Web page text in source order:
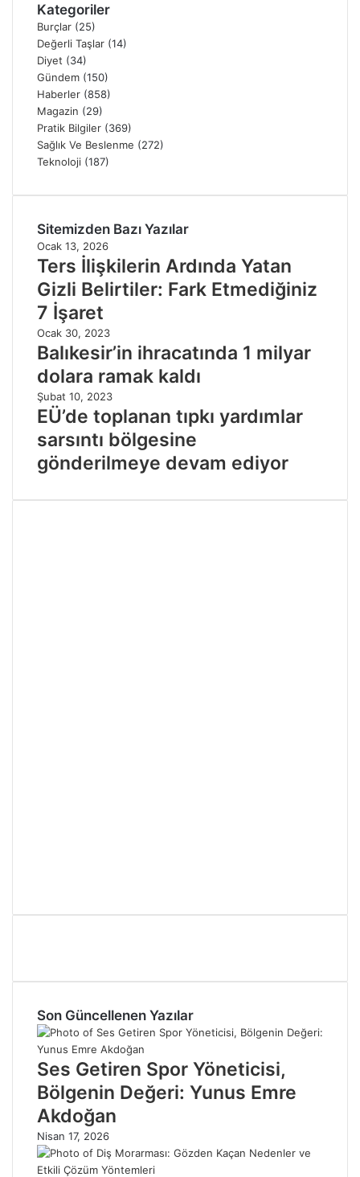
Kategoriler
Burçlar (25)
Değerli Taşlar (14)
Diyet (34)
Gündem (150)
Haberler (858)
Magazin (29)
Pratik Bilgiler (369)
Sağlık Ve Beslenme (272)
Teknoloji (187)
Sitemizden Bazı Yazılar
Ocak 13, 2026
Ters İlişkilerin Ardında Yatan
Gizli Belirtiler: Fark Etmediğiniz
7 İşaret
Ocak 30, 2023
Balıkesir’in ihracatında 1 milyar
dolara ramak kaldı
Şubat 10, 2023
EÜ’de toplanan tıpkı yardımlar
sarsıntı bölgesine
gönderilmeye devam ediyor
Son Güncellenen Yazılar
Ses Getiren Spor Yöneticisi,
Bölgenin Değeri: Yunus Emre
Akdoğan
Nisan 17, 2026